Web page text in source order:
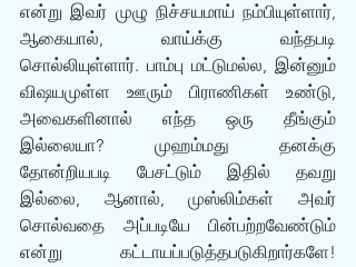
என்று இவர் முழு நிச்சயமாய் நம்பியுள்ளார்,
ஆகையால், வாய்க்கு வந்தபடி
சொல்லியுள்ளார். பாம்பு மட்டுமல்ல, இன்னும்
விஷயமுள்ள ஊரும் பிராணிகள் உண்டு,
அவைகளினால் எந்த ஒரு தீங்கும்
இல்லையா? முஹம்மது தனக்கு
தோன்றியபடி பேசட்டும் இதில் தவறு
இல்லை, ஆனால், முஸ்லிம்கள் அவர்
சொல்வதை அப்படியே பின்பற்றவேண்டும்
என்று கட்டாயப்படுத்தபடுகிறார்களே!